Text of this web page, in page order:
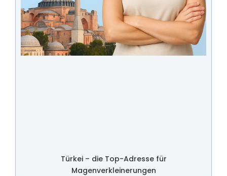
Türkei – die Top-Adresse für
Magenverkleinerungen